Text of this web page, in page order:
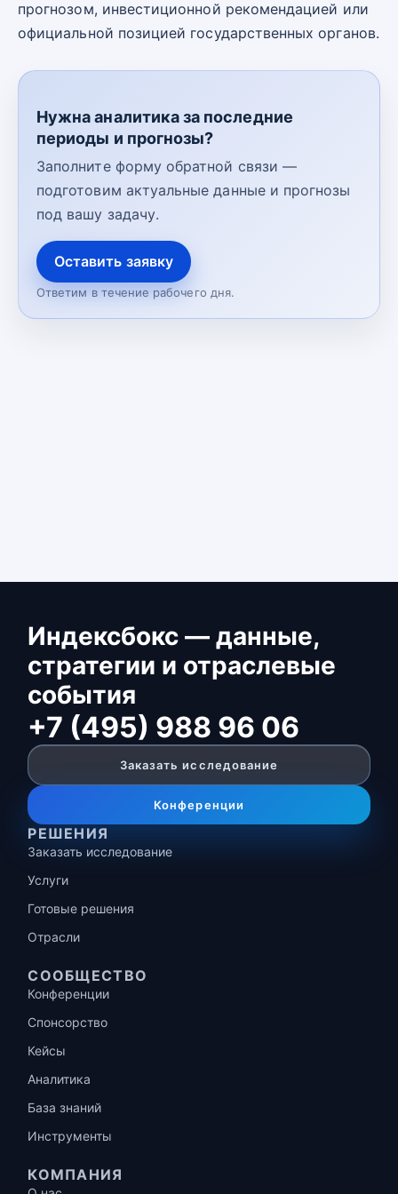
прогнозом, инвестиционной рекомендацией или
официальной позицией государственных органов.
Нужна аналитика за последние
периоды и прогнозы?
Заполните форму обратной связи —
подготовим актуальные данные и прогнозы
под вашу задачу.
Оставить заявку
Ответим в течение рабочего дня.
Индексбокс — данные,
стратегии и отраслевые
события
+7 (495) 988 96 06
Заказать исследование
Конференции
РЕШЕНИЯ
Заказать исследование
Услуги
Готовые решения
Отрасли
СООБЩЕСТВО
Конференции
Спонсорство
Кейсы
Аналитика
База знаний
Инструменты
КОМПАНИЯ